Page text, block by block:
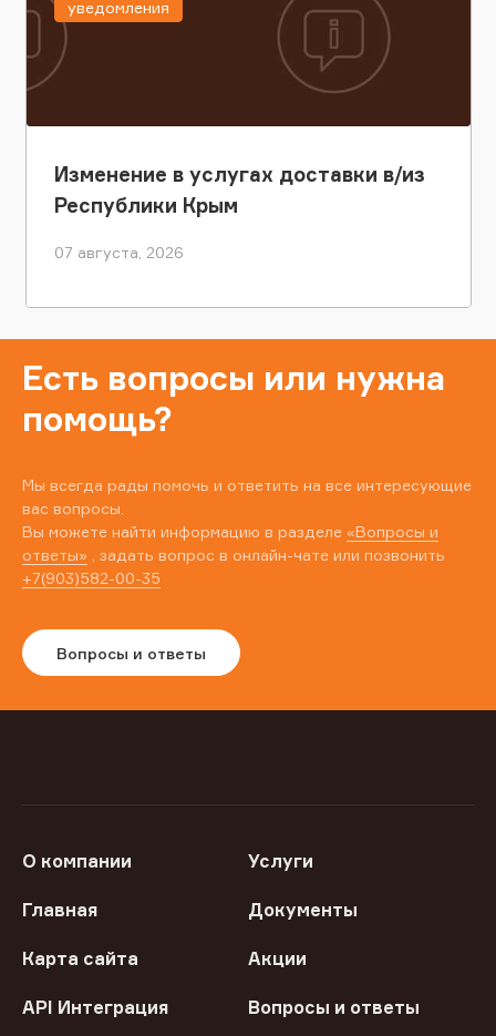
Изменение в услугах доставки в/из
Республики Крым
07 августа, 2026
уведомления
Есть вопросы или нужна
помощь?
Мы всегда рады помочь и ответить на все интересующие
вас вопросы.
Вы можете найти информацию в разделе «Вопросы и
ответы» , задать вопрос в онлайн-чате или позвонить
+7(903)582-00-35
Вопросы и ответы
О компании Услуги
Главная Документы
Карта сайта Акции
API Интеграция Вопросы и ответы